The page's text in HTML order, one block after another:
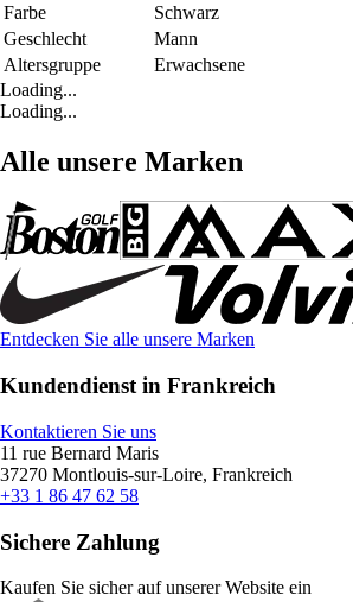
Farbe
Schwarz
Geschlecht
Mann
Altersgruppe
Erwachsene
Loading...
Loading...
Alle unsere Marken
Entdecken Sie alle unsere Marken
Kundendienst in Frankreich
Kontaktieren Sie uns
11 rue Bernard Maris
37270 Montlouis-sur-Loire, Frankreich
+33 1 86 47 62 58
Sichere Zahlung
Kaufen Sie sicher auf unserer Website ein